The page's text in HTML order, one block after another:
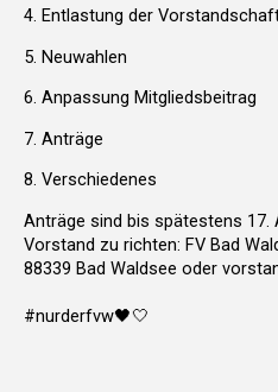
4. Entlastung der
5. Neuwahlen
6. Anpassung Mitgliedsbeitrag
7. Anträge
8. Verschiedenes
Anträge sind bis spätestens 17.
Vorstand zu richten: FV Bad
88339 Bad Waldsee oder
#nurderfvw🖤🤍